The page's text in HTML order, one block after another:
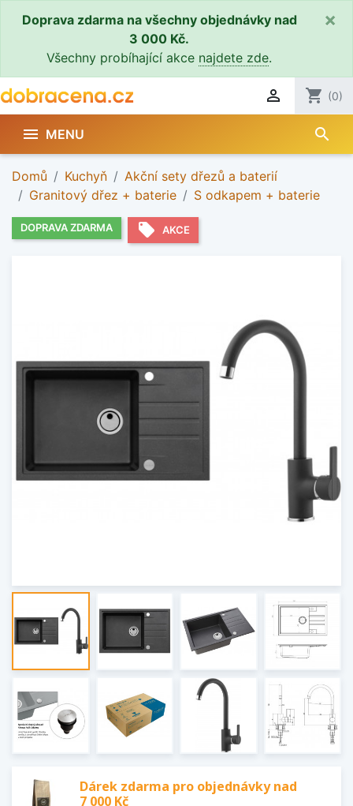
Doprava zdarma na všechny objednávky nad
3 000 Kč.
Všechny probíhající akce najdete zde.
×
 shopping_cart (0)
 MENU search
Domů Kuchyň
Akční sety dřezů a baterií
Granitový dřez + baterie
S odkapem + baterie
DOPRAVA ZDARMA local_offer AKCE
Dárek zdarma pro objednávky nad
7 000 Kč